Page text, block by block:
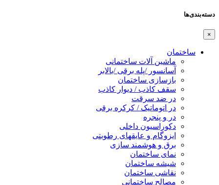
دسته‌بندی‌ها
×
ساختمان
ماشین آلات ساختمانی
آسانسور /پله برقی /بالابر
بازسازی ساختمان
سقف کاذب / دیوار کاذب
در ضد سرقت
در اتوماتیک / کرکره برقی
در و پنجره
دکوراسیون داخلی
ایزوگام و عایقهای رطوبتی
برق و هوشمند سازی
نمای ساختمان
شیشه ساختمان
نقاشی ساختمان
مصالح ساختمانی